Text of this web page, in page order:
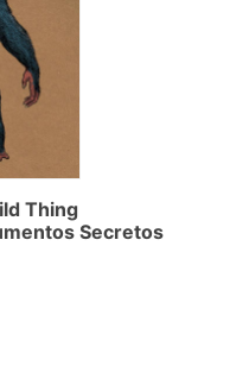
Thing
Secretos